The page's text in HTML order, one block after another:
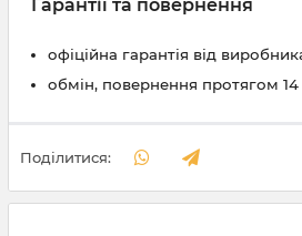
Гарантії та повернення
офіційна гарантія від
обмін, повернення протягом 14
Поділитися: